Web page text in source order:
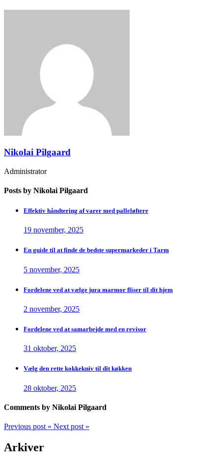
Nikolai Pilgaard
Administrator
Posts by Nikolai Pilgaard
Effektiv håndtering af varer med palleløftere
19 november, 2025
En guide til at finde de bedste supermarkeder i Tarm
5 november, 2025
Fordelene ved at vælge jura marmor fliser til dit hjem
2 november, 2025
Fordelene ved at samarbejde med en revisor
31 oktober, 2025
Vælg den rette kokkekniv til dit køkken
28 oktober, 2025
Comments by Nikolai Pilgaard
Previous post « Next post »
Arkiver